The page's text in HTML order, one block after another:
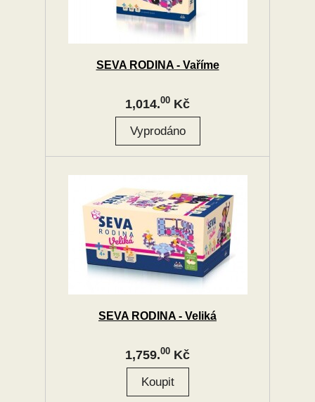
SEVA RODINA - Vaříme
1,014.00 Kč
SEVA RODINA - Veliká
1,759.00 Kč